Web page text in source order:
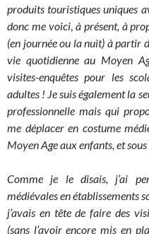
produits touristiques uniques
donc me voici, à présent, à
(en journée ou la nuit) à partir
vie quotidienne au Moyen
visites-enquêtes pour les
adultes ! Je suis également la
professionnelle mais qui
me déplacer en costume
Moyen Age aux enfants, et
Comme je le disais,
j’ai
médiévales en établissements
j’avais en tête de faire des
(sans l’avoir encore mis en